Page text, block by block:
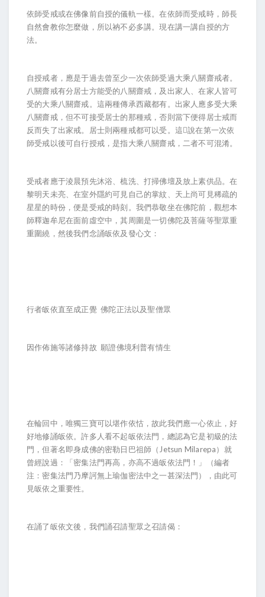
依師受戒或在佛像前自授的儀軌一樣。在依師而受戒時，師長
自然會教你怎麼做，所以衲不必多講。現在講一講自授的方
法。
自授戒者，應是于過去曾至少一次依師受過大乘八關齋戒者。
八關齋戒有分居士方能受的八關齋戒，及出家人、在家人皆可
受的大乘八關齋戒。這兩種傳承西藏都有。出家人應多受大乘
八關齋戒，但不可接受居士的那種戒，否則當下便得居士戒而
反而失了出家戒。居士則兩種戒都可以受。這說在第一次依
師受戒以後可自行授戒，是指大乘八關齋戒，二者不可混淆。
受戒者應于淩晨預先沐浴、梳洗、打掃佛壇及放上素供品。在
黎明天未亮、在室外隱約可見自己的掌紋、天上尚可見稀疏的
星星的時份，便是受戒的時刻。我們恭敬坐在佛陀前，觀想本
師釋迦牟尼在面前虛空中，其周圍是一切佛陀及菩薩等聖眾重
重圍繞，然後我們念誦皈依及發心文：
行者皈依直至成正覺 佛陀正法以及聖僧眾
因作佈施等諸修持故 願證佛境利普有情生
在輪回中，唯獨三寶可以堪作依怙，故此我們應一心依止，好
好地修誦皈依。許多人看不起皈依法門，總認為它是初級的法
門，但著名即身成佛的密勒日巴祖師（Jetsun Milarepa）就
曾經說過：「密集法門再高，亦高不過皈依法門！」（編者
注：密集法門乃摩訶無上瑜伽密法中之一甚深法門），由此可
見皈依之重要性。
在誦了皈依文後，我們誦召請聖眾之召請偈：